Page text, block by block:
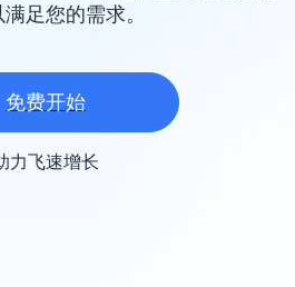
足您的需求。
免费开始
力飞速增长